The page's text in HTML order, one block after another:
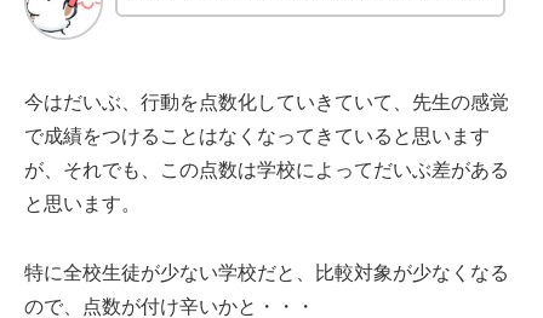
今はだいぶ、行動を点数化していきていて、先生の感覚
で成績をつけることはなくなってきていると思います
が、それでも、この点数は学校によってだいぶ差がある
と思います。
特に全校生徒が少ない学校だと、比較対象が少なくなる
ので、点数が付け辛いかと・・・